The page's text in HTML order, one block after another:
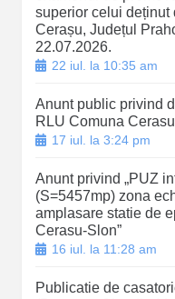
superior celui deținut
Cerașu, Județul
22.07.2026.
22 iul. la 10:35 am
Anunt public privind
RLU Comuna
17 iul. la 3:24 pm
Anunt privind „PUZ
(S=5457mp) zona
amplasare statie de
Cerasu-Slon”
16 iul. la 11:28 am
Publicatie de